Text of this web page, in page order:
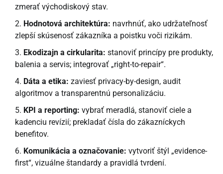
zmerať východiskový stav.
Hodnotová architektúra: navrhnúť, ako udržateľnosť
zlepší skúsenosť zákazníka a poistku voči rizikám.
Ekodizajn a cirkularita: stanoviť princípy pre produkty,
balenia a servis; integrovať „right-to-repair“.
Dáta a etika: zaviesť privacy-by-design, audit
algoritmov a transparentnú personalizáciu.
KPI a reporting: vybrať meradlá, stanoviť ciele a
kadenciu revízií; prekladať čísla do zákazníckych
benefitov.
Komunikácia a označovanie: vytvoriť štýl „evidence-
first“, vizuálne štandardy a pravidlá tvrdení.